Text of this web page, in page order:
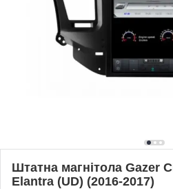
Штатна магнітола Gazer
Elantra (UD) (2016-2017)